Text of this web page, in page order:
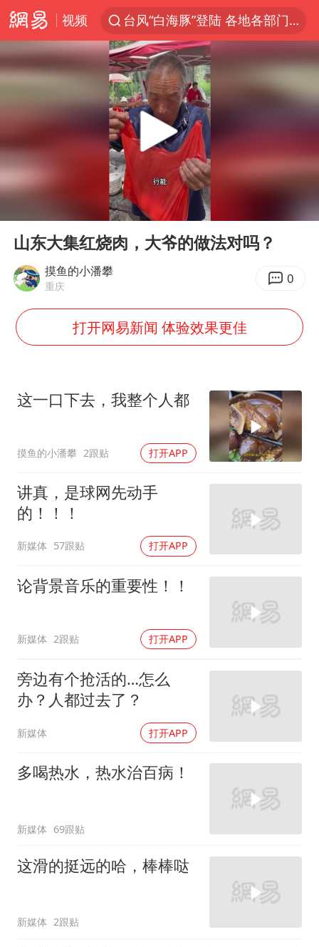
视频
台风“白海豚”登陆 各地各部门全力应对
白海豚雨量超越利奇马、巴威
人形机器人第一股
多地银行上调存款利率
上海地铁4条线路全线停运
白海豚路径图
宇树申购 中一签有望赚20万元
NBA传奇教练老尼尔森去世
男子结婚8年3个女儿都不是亲生
面对面丨蔡磊：与渐冻症抗争 纵使不敌 也不屈服
手机真会“偷听”我们说话吗
梅婷12岁女儿百花奖发言
加沙约14万栋建筑被完全摧毁
从科技创新看开局起步的时与势
Play
山东大集红烧肉，大爷的做法对吗？
摸鱼的小潘攀
重庆 0
打开网易新闻 体验效果更佳
这一口下去，我整个人都
摸鱼的小潘攀 2跟贴 打开APP
讲真，是球网先动手
的！！！
新媒体 57跟贴 打开APP
论背景音乐的重要性！！
新媒体 2跟贴 打开APP
旁边有个抢活的…怎么
办？人都过去了？
新媒体 打开APP
多喝热水，热水治百病！
新媒体 69跟贴
这滑的挺远的哈，棒棒哒
新媒体 2跟贴